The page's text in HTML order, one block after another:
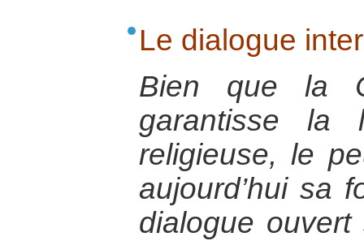
Le dialogue
Bien que la
garantisse la
religieuse, le
aujourd’hui sa
dialogue